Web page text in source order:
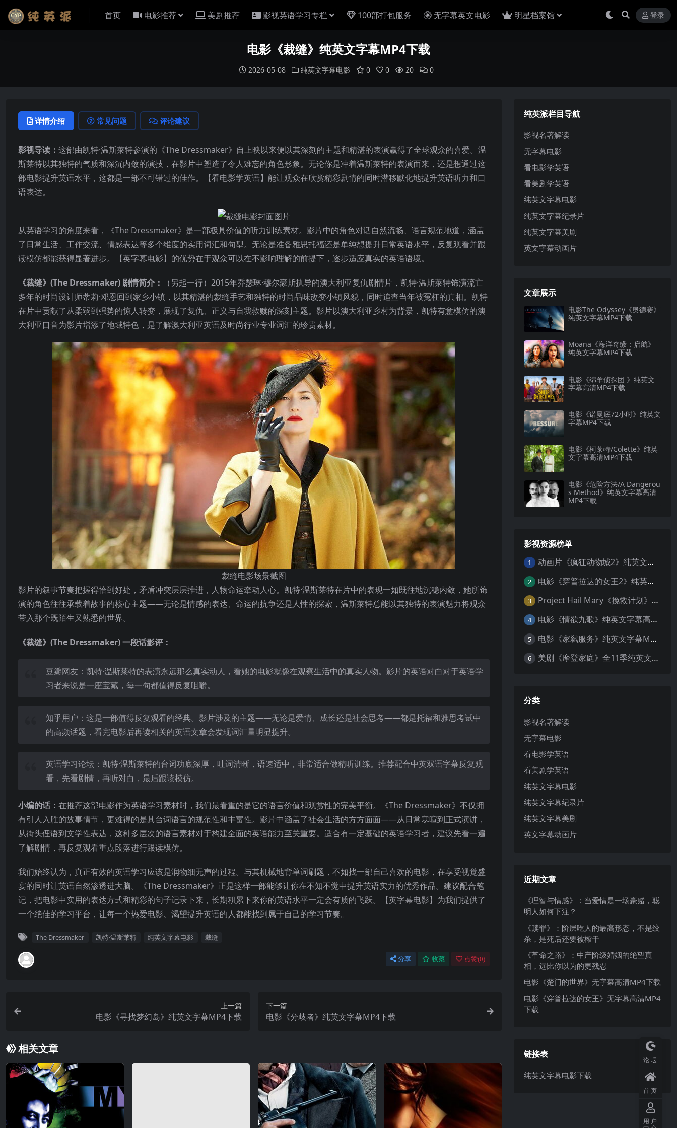
首页 电影推荐 美剧推荐 影视英语学习专栏 100部打包服务 无字幕英文电影 明星档案馆 登录
电影《裁缝》纯英文字幕MP4下载
2026-05-08 纯英文字幕电影 0 0 20 0
详情介绍 常见问题 评论建议
影视导读： 这部由凯特·温斯莱特参演的《The Dressmaker》自上映以来便以其深刻的主题和精湛的表演赢得了全球观众的喜爱。温
斯莱特以其独特的气质和深沉内敛的演技，在影片中塑造了令人难忘的角色形象。无论你是冲着温斯莱特的表演而来，还是想通过这
部电影提升英语水平，这都是一部不可错过的佳作。【看电影学英语】能让观众在欣赏精彩剧情的同时潜移默化地提升英语听力和口
语表达。
从英语学习的角度来看，《The Dressmaker》是一部极具价值的听力训练素材。影片中的角色对话自然流畅、语言规范地道，涵盖
了日常生活、工作交流、情感表达等多个维度的实用词汇和句型。无论是准备雅思托福还是单纯想提升日常英语水平，反复观看并跟
读模仿都能获得显著进步。【英字幕电影】的优势在于观众可以在不影响理解的前提下，逐步适应真实的英语语境。
《裁缝》(The Dressmaker) 剧情简介：
（另起一行）2015年乔瑟琳·穆尔豪斯执导的澳大利亚复仇剧情片，凯特·温斯莱特饰演流亡
多年的时尚设计师蒂莉·邓恩回到家乡小镇，以其精湛的裁缝手艺和独特的时尚品味改变小镇风貌，同时追查当年被冤枉的真相。凯特
在片中贡献了从柔弱到强势的惊人转变，展现了复仇、正义与自我救赎的深刻主题。影片以澳大利亚乡村为背景，凯特有意模仿的澳
大利亚口音为影片增添了地域特色，是了解澳大利亚英语及时尚行业专业词汇的珍贵素材。
裁缝电影场景截图
影片的叙事节奏把握得恰到好处，矛盾冲突层层推进，人物命运牵动人心。凯特·温斯莱特在片中的表现一如既往地沉稳内敛，她所饰
演的角色往往承载着故事的核心主题——无论是情感的表达、命运的抗争还是人性的探索，温斯莱特总能以其独特的表演魅力将观众
带入那个既陌生又熟悉的世界。
《裁缝》(The Dressmaker) 一段话影评：
豆瓣网友：凯特·温斯莱特的表演永远那么真实动人，看她的电影就像在观察生活中的真实人物。影片的英语对白对于英语学
习者来说是一座宝藏，每一句都值得反复咀嚼。
知乎用户：这是一部值得反复观看的经典。影片涉及的主题——无论是爱情、成长还是社会思考——都是托福和雅思考试中
的高频话题，看完电影后再读相关的英语文章会发现词汇量明显提升。
英语学习论坛：凯特·温斯莱特的台词功底深厚，吐词清晰，语速适中，非常适合做精听训练。推荐配合中英双语字幕反复观
看，先看剧情，再听对白，最后跟读模仿。
小编的话： 在推荐这部电影作为英语学习素材时，我们最看重的是它的语言价值和观赏性的完美平衡。《The Dressmaker》不仅拥
有引人入胜的故事情节，更难得的是其台词语言的规范性和丰富性。影片中涵盖了社会生活的方方面面——从日常寒暄到正式演讲，
从街头俚语到文学性表达，这种多层次的语言素材对于构建全面的英语能力至关重要。适合有一定基础的英语学习者，建议先看一遍
了解剧情，再反复观看重点段落进行跟读模仿。
我们始终认为，真正有效的英语学习应该是润物细无声的过程。与其机械地背单词刷题，不如找一部自己喜欢的电影，在享受视觉盛
宴的同时让英语自然渗透进大脑。《The Dressmaker》正是这样一部能够让你在不知不觉中提升英语实力的优秀作品。建议配合笔
记，把电影中实用的表达方式和精彩的句子记录下来，长期积累下来你的英语水平一定会有质的飞跃。【英字幕电影】为我们提供了
一个绝佳的学习平台，让每一个热爱电影、渴望提升英语的人都能找到属于自己的学习节奏。
The Dressmaker 凯特·温斯莱特 纯英文字幕电影 裁缝
分享 收藏 点赞(0)
上一篇
电影《寻找梦幻岛》纯英文字幕MP4下载
下一篇
电影《分歧者》纯英文字幕MP4下载
相关文章
纯英派栏目导航
影视名著解读
无字幕电影
看电影学英语
看美剧学英语
纯英文字幕电影
纯英文字幕纪录片
纯英文字幕美剧
英文字幕动画片
文章展示
电影The Odyssey《奥德赛》
纯英文字幕MP4下载
Moana《海洋奇缘：启航》
纯英文字幕MP4下载
电影《绵羊侦探团 》纯英文
字幕高清MP4下载
电影《诺曼底72小时》纯英文
字幕MP4下载
电影《柯莱特/Colette》纯英
文字幕高清MP4下载
电影《危险方法/A Dangerou
s Method》纯英文字幕高清
MP4下载
影视资源榜单
1 动画片《疯狂动物城2》纯英文字幕MP4下载
2 电影《穿普拉达的女王2》纯英文字幕MP4下载
3 Project Hail Mary《挽救计划》纯英文字幕科幻电影MP4下载
4 电影《情欲九歌》纯英文字幕高清MP4下载
5 电影《家弑服务》纯英文字幕MP4下载
6 美剧《摩登家庭》全11季纯英文字幕高清MP4下载
分类
影视名著解读
无字幕电影
看电影学英语
看美剧学英语
纯英文字幕电影
纯英文字幕纪录片
纯英文字幕美剧
英文字幕动画片
近期文章
《理智与情感》：当爱情是一场豪赌，聪
明人如何下注？
《赎罪》：阶层吃人的最高形态，不是绞
杀，是死后还要被榨干
《革命之路》：中产阶级婚姻的绝望真
相，远比你以为的更残忍
电影《楚门的世界》无字幕高清MP4下载
电影《穿普拉达的女王》无字幕高清MP4
下载
链接表
纯英文字幕电影下载
论坛
首页
用户